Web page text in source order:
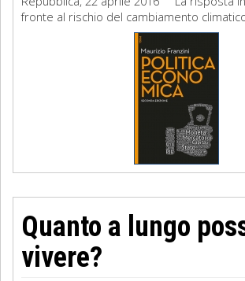
fronte al rischio del cambiamento
Quanto a lungo
vivere?